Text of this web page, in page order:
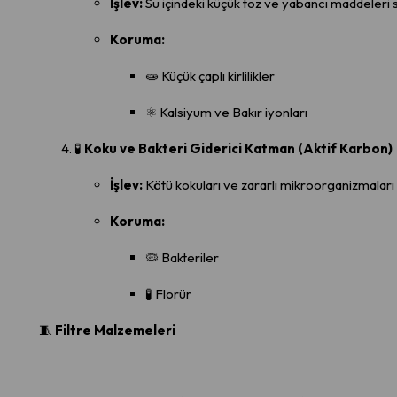
Koruma:
🧫 Küçük çaplı kirlilikler
⚛️ Kalsiyum ve Bakır iyonları
🧪 Koku ve Bakteri Giderici Katman (Aktif Karbon)
İşlev:Kötü kokuları ve zararlı mikroorganizmaları
Koruma:
🦠 Bakteriler
🧪 Florür
🧵 Filtre Malzemeleri